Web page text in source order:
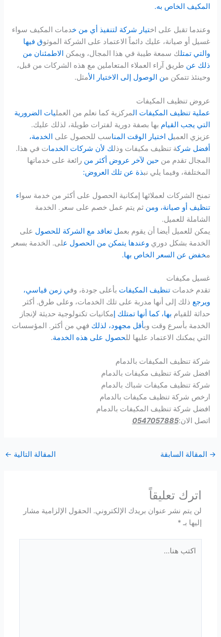
المكيف الخاص به.
وعندما تقبل على اختيار شركة لتنفيذ أي من خدمات المكيف سواء
غسيل أو صيانة، عليك دائماً الاعتماد على الشركة الموثوق فيها
و التي تمتلك سمعة طيبة في هذا المجال، ويمكن الاطمئنان من
ذلك عن طريق آراء العملاء المتعاملين مع هذه الشركات من قبل،
وحينئذ تتمكن من الوصول إلى الاختيار الأمثل.
عروض تنظيف المكيفات
عملية تنظيف المكيفات المركزية كما نعلم من العمليات الضرورية
التي يجب القيام بها بصفة دورية لفترات طويلة، لذلك عليك.
عزيزي العميل اختيار الوقت المناسب للحصول على الخدمة،
أفضل شركة تنظيف مكيفات وذلك لأن شركات الخدمات في هذا.
المجال تقدم منحين لآخر عروض أكثر من رائعة على خدماتها
المختلفة، وفيما يلي نبذة عن تلك العروض:
تمنح الشركات لعملائها إمكانية الحصول على أكثر من خدمة سواء
تنظيف أو صيانة، ومن ثم يتم عمل خصم على سعر. الخدمة
الشاملة للعميل.
يمكن للعميل أيضا أن يقوم بعمل تعاقد مع الشركة للحصول على
الخدمة بشكل دوري وعندها يتمكن من الحصول على. الخدمة بسعر
مخفض عن السعر الخاص بها.
غسيل مكيفات
تقدم خدماتتنظيف المكيفات بأعلى جودة، وفي زمن قياسي،
ويرجع ذلك إلى أنها مدربة على تلك الخدمات، وعلى طرق. أكثر
حداثة للقيام بها، كما أنها تمتلك إ مكانيات تكنولوجية حديثة لإنجاز
الخدمة بأسرع وقت وبأقل مجهود، لذلك فهي من أكثر. المؤسسات
التي يمكنك الاعتماد عليها للحصول على هذه الخدمة.
شركة تنظيف المكيفات بالدمام
افضل شركة تنظيف مكيفات بالدمام
شركة تنظيف مكيفات شباك بالدمام
ارخص شركة تنظيف مكيفات بالدمام
افضل شركة تنظيف المكيفات بالدمام
اتصل الان:0547057885
→ المقالة السابقة المقالة التالية ←
اترك تعليقاً
لن يتم نشر عنوان بريدك الإلكتروني. الحقول الإلزامية مشار
إليها بـ*